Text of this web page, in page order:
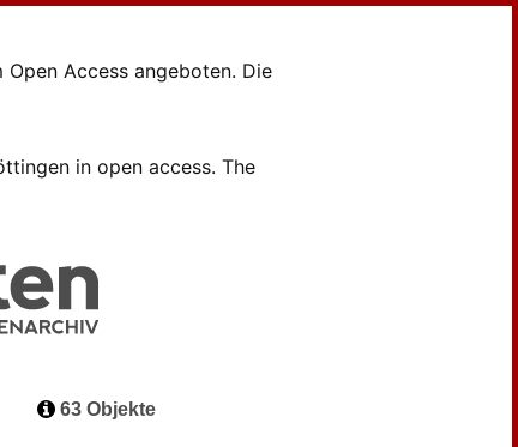
Access angeboten. Die
in open access. The
63 Objekte